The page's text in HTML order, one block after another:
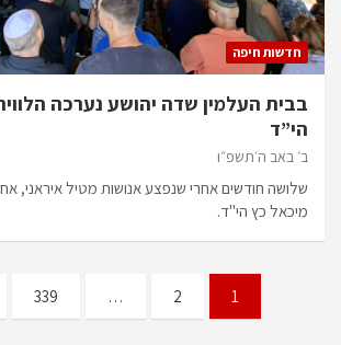
חדשות חיפה
בבית העלמין שדה יהושע נערכה
הי”ד
ב׳ באב ה׳תשפ״ו
שלושה חודשים אחרי שנפצע אנושות מטיל איראני,
מיכאל כץ הי"ד.
pagination
1
2
…
339